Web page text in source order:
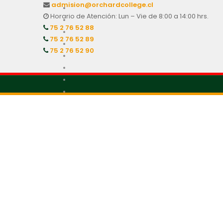
admision@orchardcollege.cl
Horario de Atención: Lun – Vie de 8:00 a 14:00 hrs.
75 2 76 52 88
75 2 76 52 89
75 2 76 52 90